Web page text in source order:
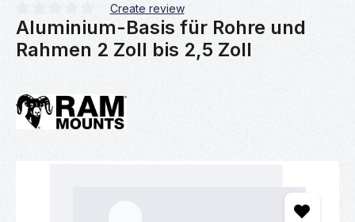
Gemiddelde waardering van 0 van 5 sterren
Create review
Aluminium-Basis für Rohre und
Rahmen 2 Zoll bis 2,5 Zoll